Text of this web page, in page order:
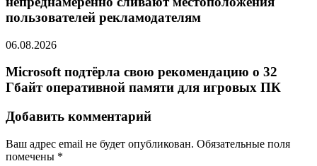
пользователей рекламодателям
06.08.2026
Microsoft подтёрла свою рекомендацию о 32
Гбайт оперативной памяти для игровых ПК
Добавить комментарий
Ваш адрес email не будет опубликован. Обязательные поля
помечены *